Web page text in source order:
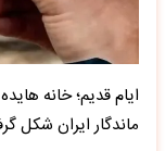
ایام قدیم؛ خانه
ماندگار ایران شکل